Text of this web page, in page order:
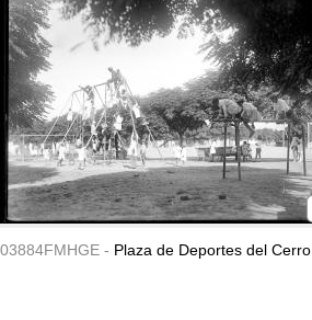
03884FMHGE - Plaza de Deportes del Cerro.